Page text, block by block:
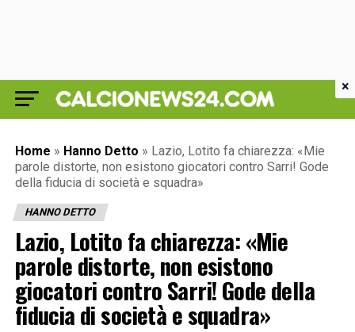
Home » Hanno Detto » Lazio, Lotito fa chiarezza: «Mie
parole distorte, non esistono giocatori contro Sarri! Gode
della fiducia di società e squadra»
HANNO DETTO
Lazio, Lotito fa chiarezza: «Mie
parole distorte, non esistono
giocatori contro Sarri! Gode della
fiducia di società e squadra»
×